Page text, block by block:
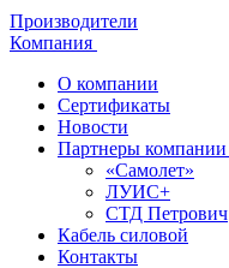
Производители
Компания
О компании
Сертификаты
Новости
Партнеры компании
«Самолет»
ЛУИС+
СТД Петрович
Кабель силовой
Контакты